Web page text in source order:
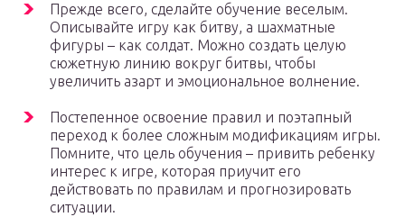
Прежде всего, сделайте обучение веселым.
Описывайте игру как битву, а шахматные
фигуры – как солдат. Можно создать целую
сюжетную линию вокруг битвы, чтобы
увеличить азарт и эмоциональное волнение.
Постепенное освоение правил и поэтапный
переход к более сложным модификациям игры.
Помните, что цель обучения – привить ребенку
интерес к игре, которая приучит его
действовать по правилам и прогнозировать
ситуации.